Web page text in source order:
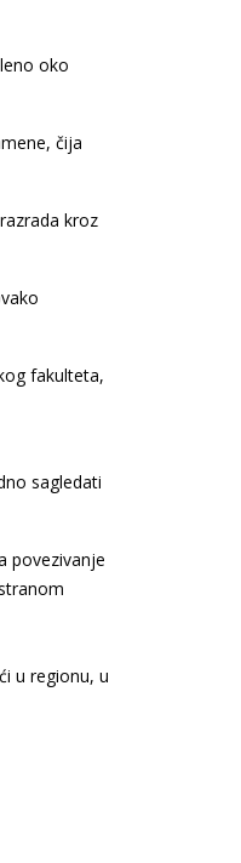
oko
čija
kroz
fakulteta,
sagledati
povezivanje
u regionu, u